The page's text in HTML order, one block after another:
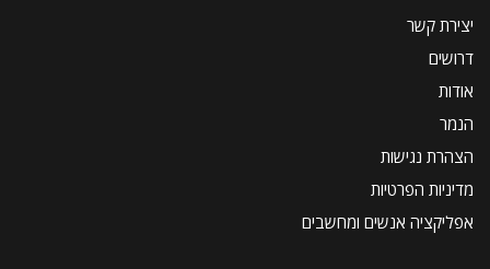
יצירת קשר
דרושים
אודות
הנמר
הצהרת נגישות
מדיניות הפרטיות
אפליקציה אנשים ומחשבים